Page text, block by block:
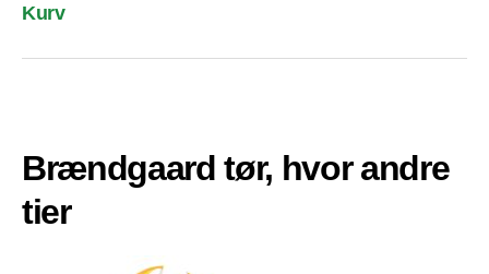
Kurv
Brændgaard tør, hvor andre
tier